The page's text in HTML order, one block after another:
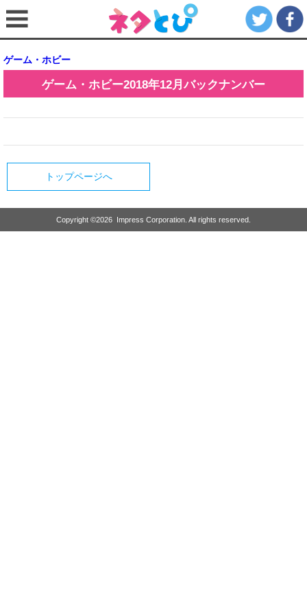
ゲーム・ホビー
ゲーム・ホビー2018年12月バックナンバー
トップページへ
Copyright ©2026 Impress Corporation. All rights reserved.